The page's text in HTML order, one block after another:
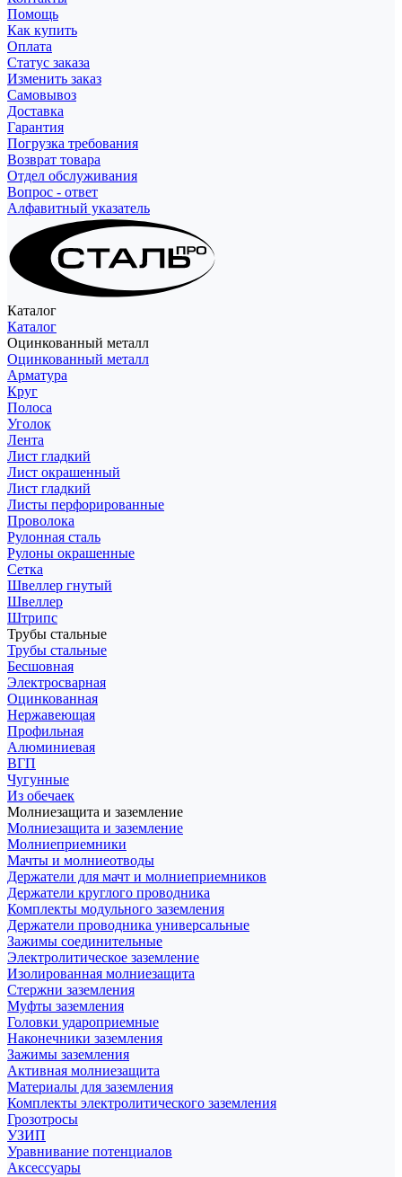
Помощь
Как купить
Оплата
Статус заказа
Изменить заказ
Самовывоз
Доставка
Гарантия
Погрузка требования
Возврат товара
Отдел обслуживания
Вопрос - ответ
Алфавитный указатель
Каталог
Каталог
Оцинкованный металл
Оцинкованный металл
Арматура
Круг
Полоса
Уголок
Лента
Лист гладкий
Лист окрашенный
Лист гладкий
Листы перфорированные
Проволока
Рулонная сталь
Рулоны окрашенные
Сетка
Швеллер гнутый
Швеллер
Штрипс
Трубы стальные
Трубы стальные
Бесшовная
Электросварная
Оцинкованная
Нержавеющая
Профильная
Алюминиевая
ВГП
Чугунные
Из обечаек
Молниезащита и заземление
Молниезащита и заземление
Молниеприемники
Мачты и молниеотводы
Держатели для мачт и молниеприемников
Держатели круглого проводника
Комплекты модульного заземления
Держатели проводника универсальные
Зажимы соединительные
Электролитическое заземление
Изолированная молниезащита
Стержни заземления
Муфты заземления
Головки удароприемные
Наконечники заземления
Зажимы заземления
Активная молниезащита
Материалы для заземления
Комплекты электролитического заземления
Грозотросы
УЗИП
Уравнивание потенциалов
Аксессуары